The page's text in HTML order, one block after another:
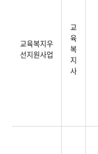
교육복지우
선지원사업
교
육
복
지
사